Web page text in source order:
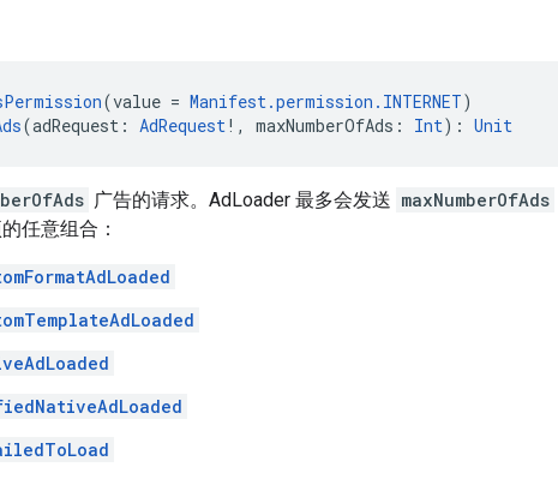
(value = Manifest.permission.INTERNET)
(adRequest: AdRequest!, maxNumberOfAds: Int): Unit
广告的请求。AdLoader 最多会发送 maxNumberOfAds
任意组合：